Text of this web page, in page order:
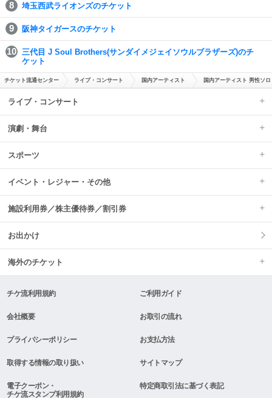
埼玉西武ライオンズのチケット
阪神タイガースのチケット
三代目 J Soul Brothers(サンダイメジェイソウルブラザーズ)のチ
ケット
チケット流通センター ライブ・コンサート 国内アーティスト 国内アーティスト 男性ソロ
ライブ・コンサート
演劇・舞台
スポーツ
イベント・レジャー・その他
施設利用券／株主優待券／割引券
お出かけ
海外のチケット
チケ流利用規約 ご利用ガイド
会社概要 お取引の流れ
プライバシーポリシー お支払方法
取得する情報の取り扱い サイトマップ
電子クーポン・
チケ流スタンプ利用規約
特定商取引法に基づく表記